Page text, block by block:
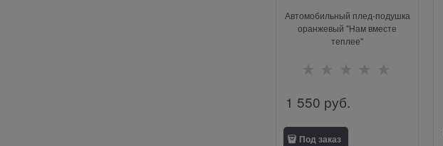
Автомобильный плед-подушка
оранжевый "Нам вместе
теплее"
1 550 руб.
Под заказ